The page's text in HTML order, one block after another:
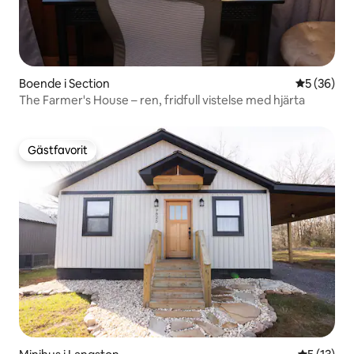
Boende i Section 5 av 5 i
5 (36)
The Farmer's House – ren, fridfull vistelse med hjärta
Gästfavorit
Gästfavorit